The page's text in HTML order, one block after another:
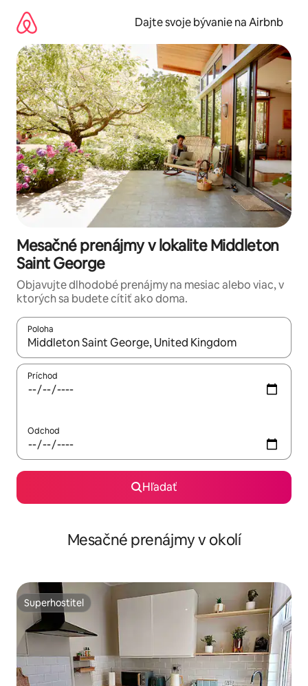
obsah.
Dajte svoje bývanie na Airbnb
Mesačné prenájmy v lokalite Middleton
Saint George
Objavujte dlhodobé prenájmy na mesiac alebo viac, v
ktorých sa budete cítiť ako doma.
Poloha
Keď budú výsledky k dispozícii, môžete si ich prechádzať
Príchod
Odchod
Hľadať
Mesačné prenájmy v okolí
Superhostiteľ
Superhostiteľ